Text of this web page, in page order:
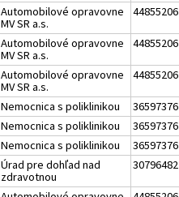
Automobilové opravovne
MV SR a.s.
44855206
Automobilové opravovne
MV SR a.s.
44855206
Automobilové opravovne
MV SR a.s.
44855206
Nemocnica s poliklinikou 36597376
Nemocnica s poliklinikou 36597376
Nemocnica s poliklinikou 36597376
Úrad pre dohľad nad
zdravotnou
30796482